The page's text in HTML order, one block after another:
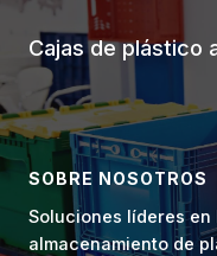
contenido
Cajas de plástico
SOBRE NOSOTROS
Soluciones líderes
almacenamiento de